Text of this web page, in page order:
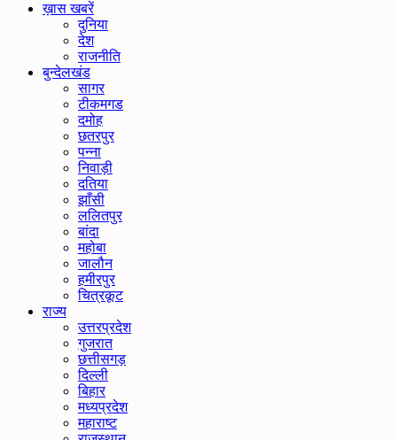
ख़ास खबरें
दुनिया
देश
राजनीति
बुन्देलखंड
सागर
टीकमगड
दमोह
छतरपुर
पन्ना
निवाड़ी
दतिया
झाँसी
ललितपुर
बांदा
महोबा
जालौन
हमीरपुर
चित्रकूट
राज्य
उत्तरप्रदेश
गुजरात
छत्तीसगड़
दिल्ली
बिहार
मध्यप्रदेश
महाराष्ट